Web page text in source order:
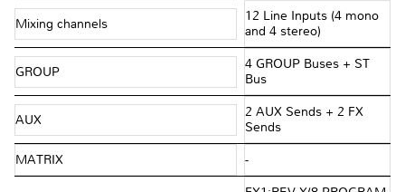
Mixing channels
12 Line Inputs (4 mono
and 4 stereo)
GROUP
4 GROUP Buses + ST
Bus
AUX
2 AUX Sends + 2 FX
Sends
MATRIX -